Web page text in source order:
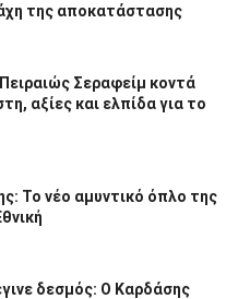
της αποκατάστασης
Σεραφείμ κοντά
αξίες και ελπίδα για το
Το νέο αμυντικό όπλο της
δεσμός: Ο Καρδάσης